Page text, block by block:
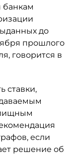
банкам
до
прошлого
говорится в
ставки,
если
решение об